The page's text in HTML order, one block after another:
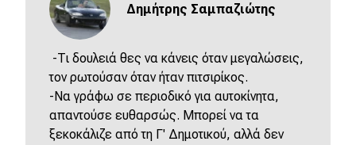
Δημήτρης Σαμπαζιώτης
-Τι δουλειά θες να κάνεις όταν μεγαλώσεις,
τον ρωτούσαν όταν ήταν πιτσιρίκος.
-Να γράφω σε περιοδικό για αυτοκίνητα,
απαντούσε ευθαρσώς. Μπορεί να τα
ξεκοκάλιζε από τη Γ' Δημοτικού, αλλά δεν